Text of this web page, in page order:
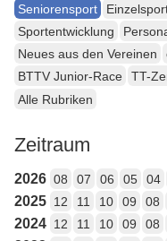
Seniorensport
Sportentwicklung
Neues aus den Vereinen
BTTV Junior-Race
TT-
Alle Rubriken
Zeitraum
2026 08 07 06 05 04
2025 12 11 10 09 08
2024 12 11 10 09 08